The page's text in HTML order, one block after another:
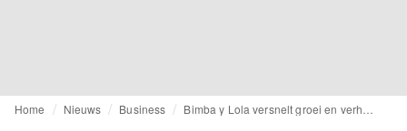
Home Nieuws Business